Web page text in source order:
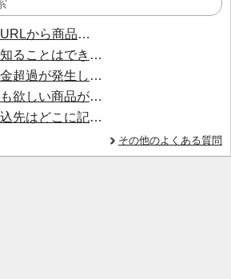
淘宝やアリババのURLから商品を探すことはできますか？
事前に国際送料を知ることはできますか？
在庫売切などで入金超過が発生した場合はいつ返金されますか？
注文送信後、他にも欲しい商品が見つかった場合、追加注文できますか？
銀行振り込みの振込先はどこに記載されていますか？
その他のよくある質問